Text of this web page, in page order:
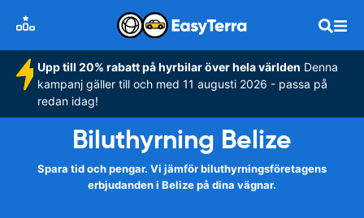
Upp till 20% rabatt på hyrbilar över hela världen Denna
kampanj gäller till och med 11 augusti 2026 - passa på
redan idag!
Biluthyrning Belize
Spara tid och pengar. Vi jämför biluthyrningsföretagens
erbjudanden i Belize på dina vägnar.